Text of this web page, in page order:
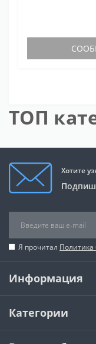
ТОП
Хотите
Я прочитал Политика
Информация
Категории